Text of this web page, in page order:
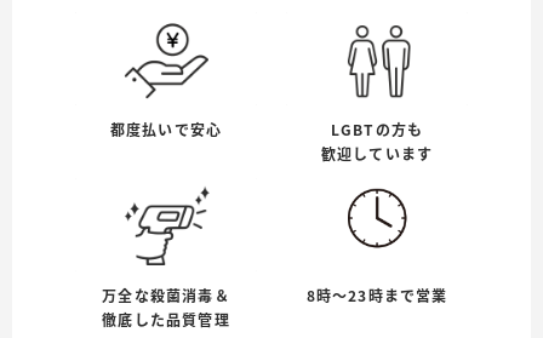
都度払いで安心
LGBTの方も
歓迎しています
万全な殺菌消毒＆
徹底した品質管理
8時〜23時まで営業